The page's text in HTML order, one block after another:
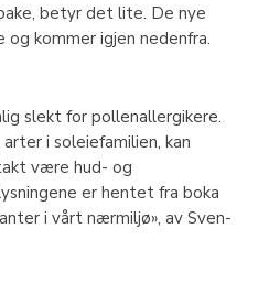
betyr det lite. De nye
kommer igjen nedenfra.
slekt for pollenallergikere.
i soleiefamilien, kan
være hud- og
er hentet fra boka
i vårt nærmiljø», av Sven-